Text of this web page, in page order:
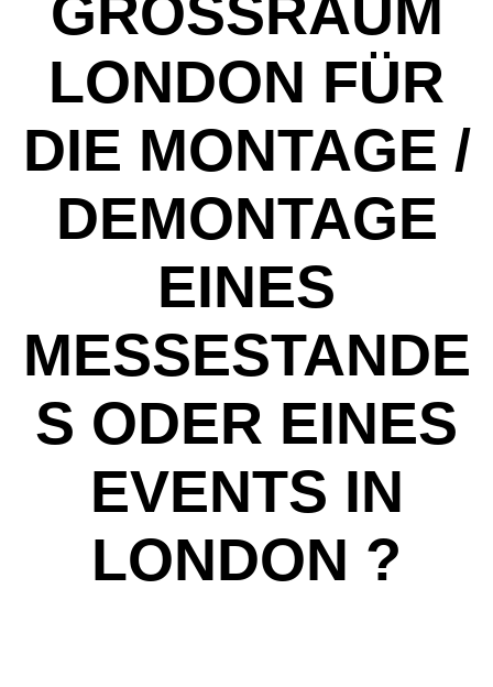
ONDON FÜR D
IE MONTAGE / D
EMONTAGE E
INES M
ESSESTANDES
ODER EINES E
VENTS IN L
ONDON ?